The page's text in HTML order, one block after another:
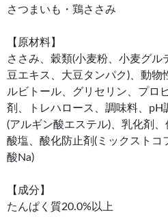
さつまいも・鶏ささみ
【原材料】
ささみ、穀類(小麦粉、小麦グル
豆エキス、大豆タンパク)、動物
ルビトール、グリセリン、プロ
剤、トレハロース、調味料、pH
(アルギン酸エステル)、乳化剤
酸塩、酸化防止剤(ミックストコ
酸Na)
【成分】
たんぱく質20.0%以上